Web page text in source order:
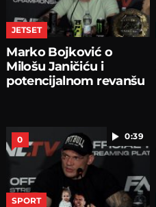
JETSET
Marko Bojković o
Milošu Janičiću i
potencijalnom revanšu
0:39
0
SPORT